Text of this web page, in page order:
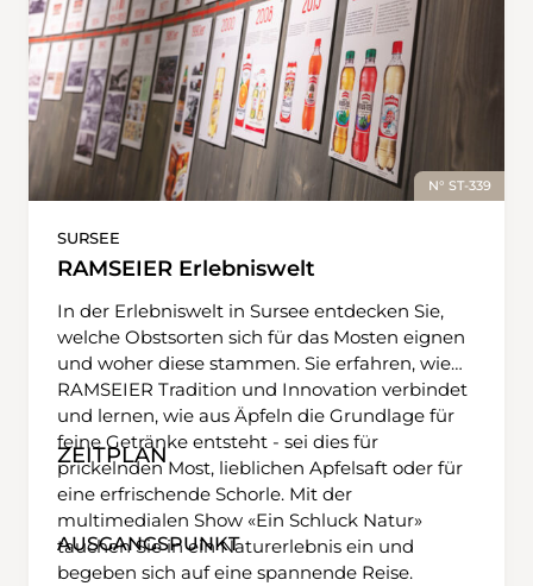
N° ST-339
SURSEE
RAMSEIER Erlebniswelt
In der Erlebniswelt in Sursee entdecken Sie,
welche Obstsorten sich für das Mosten eignen
und woher diese stammen. Sie erfahren, wie
RAMSEIER Tradition und Innovation verbindet
und lernen, wie aus Äpfeln die Grundlage für
feine Getränke entsteht - sei dies für
prickelnden Most, lieblichen Apfelsaft oder für
eine erfrischende Schorle. Mit der
multimedialen Show «Ein Schluck Natur»
tauchen Sie in ein Naturerlebnis ein und
begeben sich auf eine spannende Reise.
ZEITPLAN
AUSGANGSPUNKT